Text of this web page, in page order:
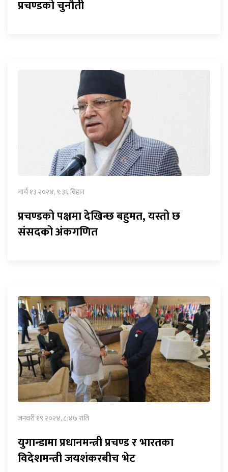
प्रचण्डको चुनौती
मार्च १३ २०२४, ९:३६ बिहान
प्रचण्डको पक्षमा देखिन्छ बहुमत, यस्तो छ
संसदको अंकगणित
जनवरी १९ २०२४, ८:४७ राति
युगान्डामा प्रधानमन्त्री प्रचण्ड र भारतका
विदेशमन्त्री जयशंकरबीच भेट